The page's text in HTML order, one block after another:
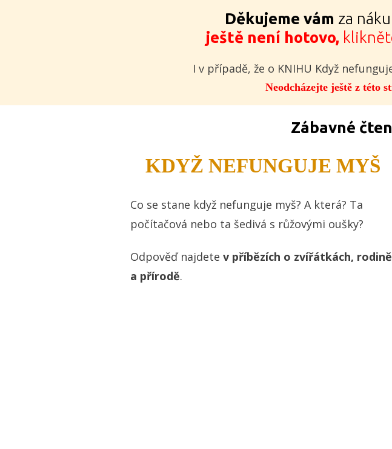
Děkujeme vám za
ještě není hotovo,
I v případě, že o KNIHU Když
Neodcházejte ještě z této
Zábavné
KDYŽ NEFUNGUJE MYŠ
Co se stane když nefunguje myš? A která? Ta
počítačová nebo ta šedivá s růžovými oušky?
Odpověď najdete v příbězích o zvířátkách, rodině
a přírodě.